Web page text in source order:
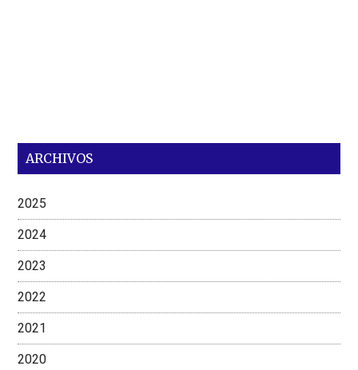
ARCHIVOS
2025
2024
2023
2022
2021
2020